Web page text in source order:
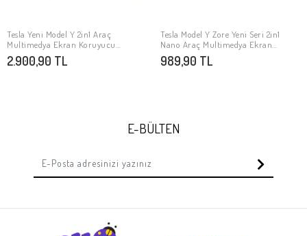
SEPETE EKLE
Tesla Yeni Model Y 2in1 Araç
Multimedya Ekran Koruyucu
Uygulama Aparatlı Zore Premium
Temperli Cam Ekran Koruyucu
2.900,90 TL
SEPETE EKLE
Tesla Model Y Zore Yeni Seri 2in1
Nano Araç Multimedya Ekran
Koruyucu
989,90 TL
E-BÜLTEN